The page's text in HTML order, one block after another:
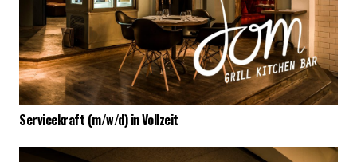
Servicekraft (m/w/d) in Vollzeit